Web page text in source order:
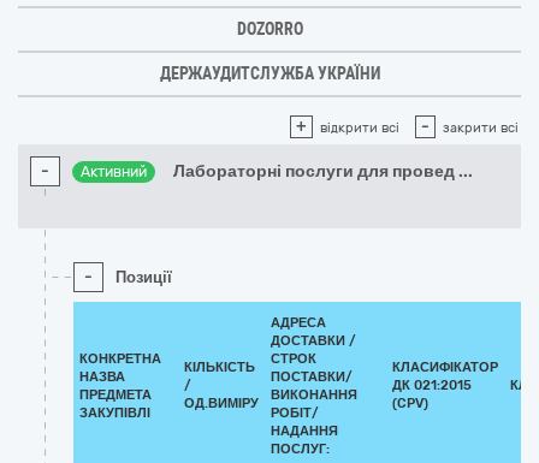
DOZORRO
ДЕРЖАУДИТСЛУЖБА УКРАЇНИ
+ відкрити всі - закрити всі
- Активний Лабораторні послуги для провед ...
- Позиції
КОНКРЕТНА
НАЗВА
ПРЕДМЕТА
ЗАКУПІВЛІ
КІЛЬКІСТЬ
/
ОД.ВИМІРУ
АДРЕСА
ДОСТАВКИ /
СТРОК
ПОСТАВКИ/
ВИКОНАННЯ
РОБІТ/
НАДАННЯ
ПОСЛУГ:
КЛАСИФІКАТОР
ДК 021:2015
(CPV)